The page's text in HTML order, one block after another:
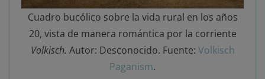
Cuadro bucólico sobre la vida rural en los años
20, vista de manera romántica por la corriente
Volkisch. Autor: Desconocido. Fuente: Volkisch
Paganism.